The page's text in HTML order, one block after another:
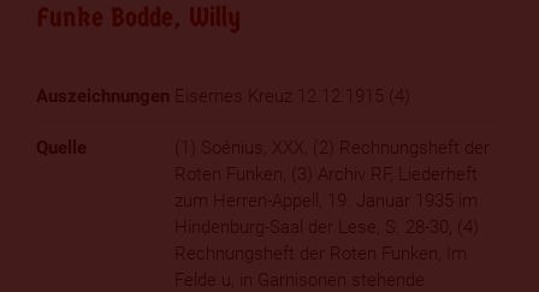
Funke Bodde, Willy
Eisernes Kreuz 12.12.1915 (4)
(1) Soénius, XXX, (2) Rechnungsheft der
Roten Funken, (3) Archiv RF, Liederheft
zum Herren-Appell, 19. Januar 1935 im
Hindenburg-Saal der Lese, S. 28-30, (4)
Rechnungsheft der Roten Funken, Im
Felde u, in Garnisonen stehende